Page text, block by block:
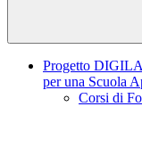
Progetto
per una Scuola
Corsi di